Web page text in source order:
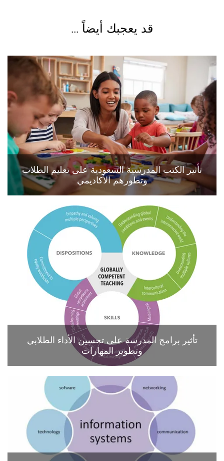
قد يعجبك أيضاً ...
تأثير الكتب المدرسية السعودية على تعليم الطلاب
وتطورهم الأكاديمي
تأثير برامج المدرسة على تحسين الأداء الطلابي
وتطوير المهارات